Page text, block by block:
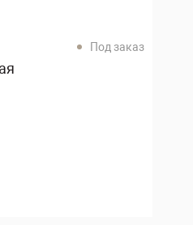
Под заказ